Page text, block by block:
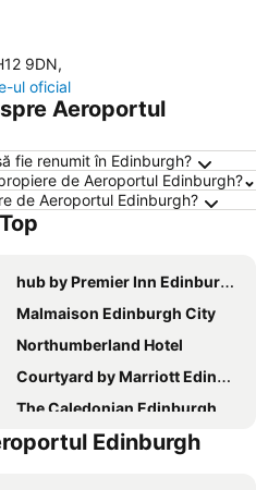
9DN,
ul oficial
Aeroportul
fie renumit în Edinburgh?
de Aeroportul Edinburgh?
de Aeroportul Edinburgh?
hub by Premier Inn Edinburgh Haymarket hotel
Malmaison Edinburgh City
Northumberland Hotel
Courtyard by Marriott Edinburgh West
The Caledonian Edinburgh, Curio Collection by Hilton
a&o Edinburgh City
Edinburgh